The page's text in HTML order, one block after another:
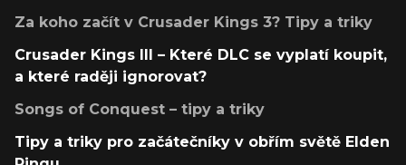
Za koho začít v Crusader Kings 3? Tipy a triky
Crusader Kings III – Které DLC se vyplatí koupit,
a které raději ignorovat?
Songs of Conquest – tipy a triky
Tipy a triky pro začátečníky v obřím světě Elden